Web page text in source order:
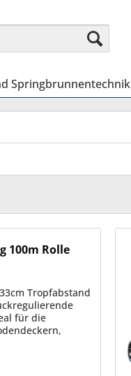
Springbrunnentechnik
100m Rolle
Tropfabstand
für die
bildet...